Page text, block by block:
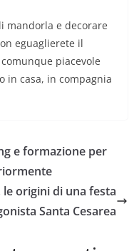
mandorla e decorare
eguaglierete il
piacevole
in casa, in compagnia
e formazione per
le origini di una festa
Santa Cesarea